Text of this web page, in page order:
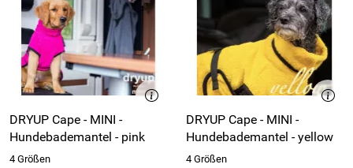
DRYUP Cape - MINI -
Hundebademantel - pink
4 Größen
DRYUP Cape - MINI -
Hundebademantel - yellow
4 Größen